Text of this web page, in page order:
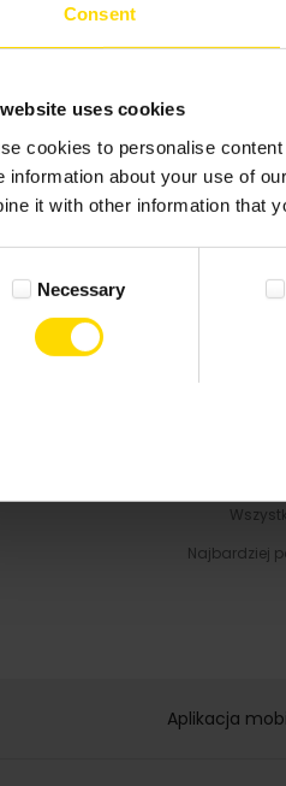
Consent
uses cookies
cookies to personalise
information about your use of
it with other information that
Necessary
Szybko, ładnie
Najbardziej
Aplikacja